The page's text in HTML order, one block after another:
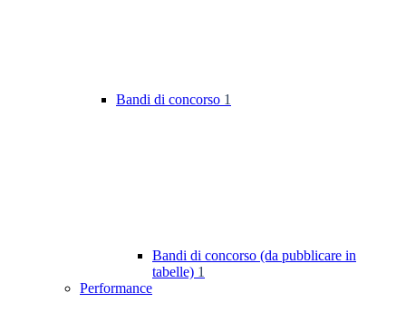
Bandi di concorso 1
Bandi di concorso (da pubblicare in
tabelle) 1
Performance